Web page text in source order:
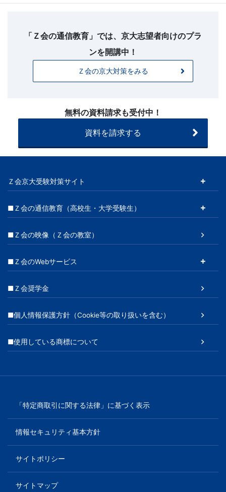
「Ｚ会の通信教育」では、京大志望者向けのプラ
ンを開講中！
Ｚ会の京大対策をみる
無料の資料請求も受付中！
資料を請求する
Ｚ会京大受験対策サイト
■Ｚ会の通信教育（高校生・大学受験生）
■Ｚ会の映像（Ｚ会の教室）
■Ｚ会のWebサービス
■Ｚ会奨学金
■個人情報保護方針（Cookie等の取り扱いを含む）
■使用している商標について
「特定商取引に関する法律」に基づく表示
情報セキュリティ基本方針
サイトポリシー
サイトマップ